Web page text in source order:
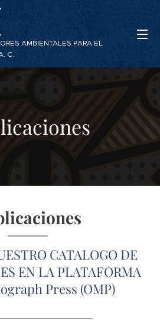
AMBIENTALES PARA EL
C.
CATALOGO DE
EN LA PLATAFORMA
Press (OMP)